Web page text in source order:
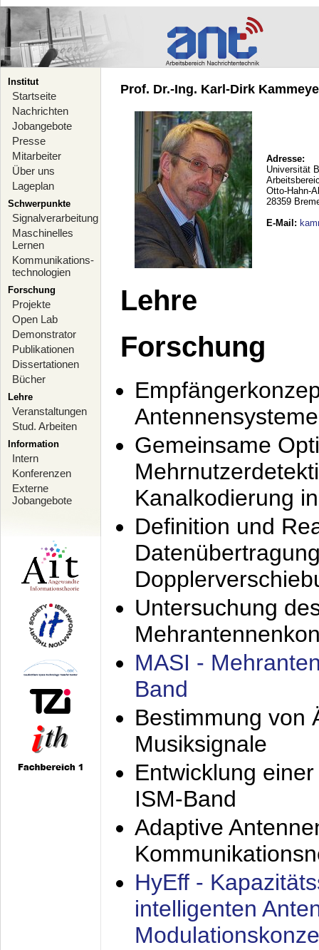
Institut
Startseite
Nachrichten
Jobangebote
Presse
Mitarbeiter
Über uns
Lageplan
Schwerpunkte
Signalverarbeitung
Maschinelles
Lernen
Kommunikations-
technologien
Forschung
Projekte
Open Lab
Demonstrator
Publikationen
Dissertationen
Bücher
Lehre
Veranstaltungen
Stud. Arbeiten
Information
Intern
Konferenzen
Externe
Jobangebote
Prof. Dr.-Ing. Karl-Dirk
Adresse:
Universität
Otto-Hahn-
28359
E-Mail :
Lehre
Forschung
Antennensysteme
Gemeinsame
Kanalkodierung
Definition und
Untersuchung
MASI -
Band
Bestimmung von
Musiksignale
Entwicklung
ISM-Band
Adaptive
HyEff -
intelligenten